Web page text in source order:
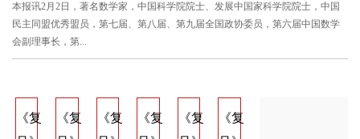
本报讯2月2日，著名数学家，中国科学院院士、发展中国家科学院院士，中国
民主同盟优秀盟员，第七届、第八届、第九届全国政协委员，第六届中国数学
会副理事长，第...
《复
《复
《复
《复
《复
《复